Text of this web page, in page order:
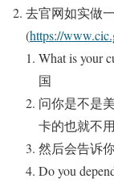
去官网如实做
(https://
What is your
国
问你是不是
卡的也就不
然后会告诉
Do you